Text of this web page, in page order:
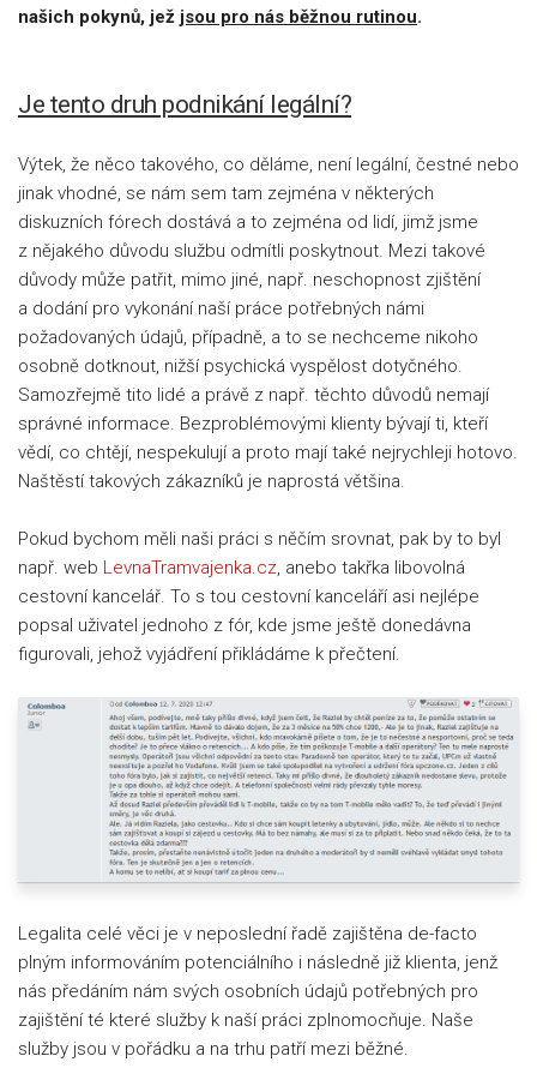
našich pokynů, jež jsou pro nás běžnou rutinou.
Je tento druh podnikání legální?
Výtek, že něco takového, co děláme, není legální, čestné nebo
jinak vhodné, se nám sem tam zejména v některých
diskuzních fórech dostává a to zejména od lidí, jimž jsme
z nějakého důvodu službu odmítli poskytnout. Mezi takové
důvody může patřit, mimo jiné, např. neschopnost zjištění
a dodání pro vykonání naší práce potřebných námi
požadovaných údajů, případně, a to se nechceme nikoho
osobně dotknout, nižší psychická vyspělost dotyčného.
Samozřejmě tito lidé a právě z např. těchto důvodů nemají
správné informace. Bezproblémovými klienty bývají ti, kteří
vědí, co chtějí, nespekulují a proto mají také nejrychleji hotovo.
Naštěstí takových zákazníků je naprostá většina.
Pokud bychom měli naši práci s něčím srovnat, pak by to byl
např. web LevnaTramvajenka.cz, anebo takřka libovolná
cestovní kancelář. To s tou cestovní kanceláří asi nejlépe
popsal uživatel jednoho z fór, kde jsme ještě donedávna
figurovali, jehož vyjádření přikládáme k přečtení.
Legalita celé věci je v neposlední řadě zajištěna de-facto
plným informováním potenciálního i následně již klienta, jenž
nás předáním nám svých osobních údajů potřebných pro
zajištění té které služby k naší práci zplnomocňuje. Naše
služby jsou v pořádku a na trhu patří mezi běžné.